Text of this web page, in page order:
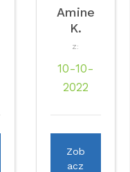
Amine
K.
Z:
10-10-
2022
Zob
acz